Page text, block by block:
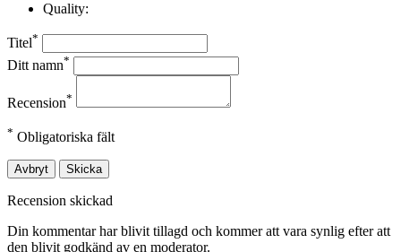
Quality:
Titel*
Ditt namn*
Recension*
* Obligatoriska fält
Avbryt Skicka
Recension skickad
Din kommentar har blivit tillagd och kommer att vara synlig efter att
den blivit godkänd av en moderator.